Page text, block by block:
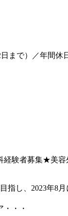
まで）／年間休
経験者募集★美
し、2023年8月
・・